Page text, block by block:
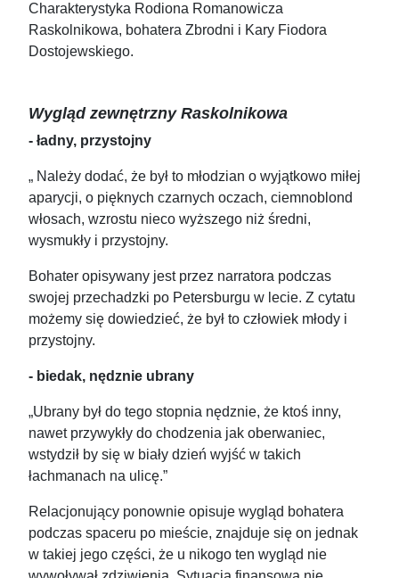
Charakterystyka Rodiona Romanowicza
Raskolnikowa, bohatera Zbrodni i Kary Fiodora
Dostojewskiego.
Wygląd zewnętrzny Raskolnikowa
- ładny, przystojny
„ Należy dodać, że był to młodzian o wyjątkowo miłej
aparycji, o pięknych czarnych oczach, ciemnoblond
włosach, wzrostu nieco wyższego niż średni,
wysmukły i przystojny.
Bohater opisywany jest przez narratora podczas
swojej przechadzki po Petersburgu w lecie. Z cytatu
możemy się dowiedzieć, że był to człowiek młody i
przystojny.
- biedak, nędznie ubrany
„Ubrany był do tego stopnia nędznie, że ktoś inny,
nawet przywykły do chodzenia jak oberwaniec,
wstydził by się w biały dzień wyjść w takich
łachmanach na ulicę.”
Relacjonujący ponownie opisuje wygląd bohatera
podczas spaceru po mieście, znajduje się on jednak
w takiej jego części, że u nikogo ten wygląd nie